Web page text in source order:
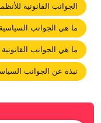
‏الجوانب القانونية
ما هي ‏الجوانب
ما هي ‏الجوانب
‏نبذة عن الجوانب